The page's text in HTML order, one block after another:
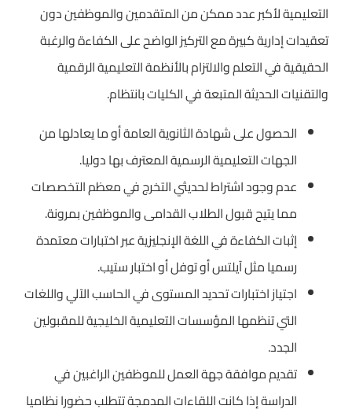
التعليمية لأكبر عدد ممكن من المتقدمين والموظفين دون
تعقيدات إدارية كبيرة مع التركيز الواضح على الكفاءة والرغبة
الحقيقية في التعلم والالتزام بالأنظمة التعليمية الرقمية
والتقنيات الحديثة المتبعة في الكليات بانتظام.
الحصول على شهادة الثانوية العامة أو ما يعادلها من
الجهات التعليمية الرسمية المعترف بها دوليا.
عدم وجود اشتراط لحديثي التخرج في معظم التخصصات
مما يتيح قبول الطلاب القدامى والموظفين بمرونة.
إثبات الكفاءة في اللغة الإنجليزية عبر اختبارات معتمدة
رسميا مثل آيلتس أو توفل أو اختبار ستيب.
اجتياز اختبارات تحديد المستوى في الحاسب الآلي واللغات
التي تنظمها المؤسسات التعليمية الخليجية للمقبولين
الجدد.
تقديم موافقة جهة العمل للموظفين الراغبين في
الدراسة إذا كانت اللقاءات المدمجة تتطلب حضورا نظاميا